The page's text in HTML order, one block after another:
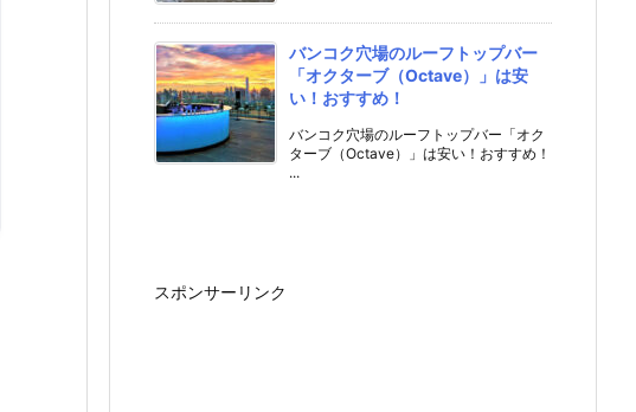
バンコク穴場のルーフトップバー
「オクターブ（Octave）」は安
い！おすすめ！
バンコク穴場のルーフトップバー「オク
ターブ（Octave）」は安い！おすすめ！
...
スポンサーリンク